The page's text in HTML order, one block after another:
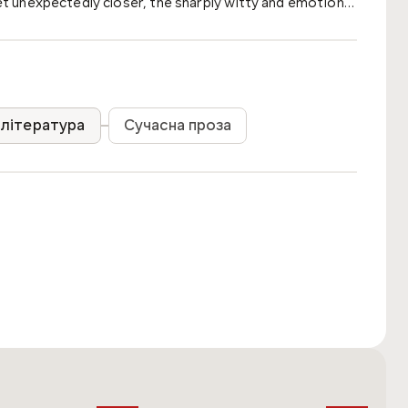
Сучасна проза